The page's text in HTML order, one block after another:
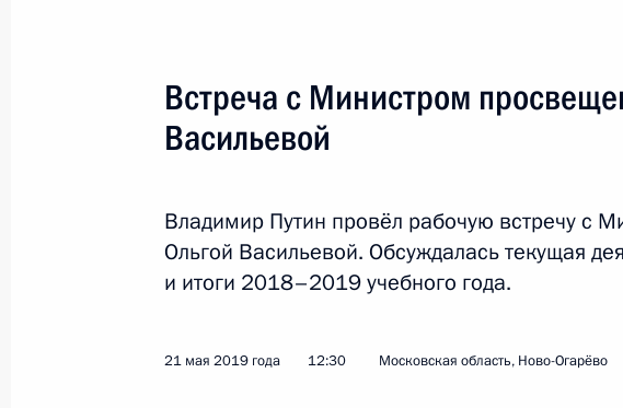
Заседание Совета по межнациональным
Встреча с Министром
Васильевой
Владимир Путин провёл рабочую встречу с
Ольгой Васильевой. Обсуждалась текущая
и итоги 2018–2019 учебного года.
21 мая 2019 года 12:30 Московская область, Ново-Огарёво